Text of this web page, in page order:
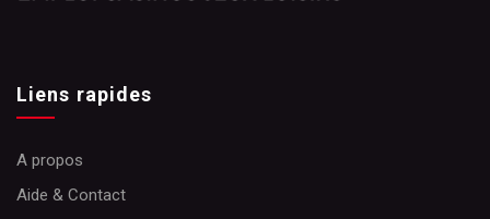
Liens rapides
A propos
Aide & Contact